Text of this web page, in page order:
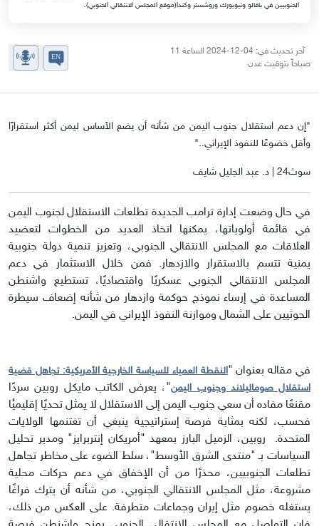
الجنوبيين في بافالو ونيويورك وروشستر وكندا(موقع المجلس الانتقالي الجنوبي).
آخر تحديث في: 04-12-2024 الساعة 11
صباحاً بتوقيت عدن
"إن دعم استقلال جنوب اليمن من شأنه أن يضع الأساس ليمن أكثر استقرارًا
وأقل خضوعًا للنفوذ الإيراني.."
سوث24 | د. عبد الجليل شايف
في حال وضعت إدارة ترامب الجديدة تطلعات الاستقلال لجنوب اليمن
في قائمة أولوياتها، يمكنها اتخاذ العديد من الخطوات لتعضيد
العلاقات مع المجلس الانتقالي الجنوبي، وتعزيز تنمية دولة جنوبية
يمنية تتسم بالاستقرار والازدهار. فمن خلال الاستثمار في دعم
المجلس الانتقالي الجنوبي عسكريًا واقتصاديًا، تستطيع واشنطن
المساعدة في إرساء نموذج حوكمة وازدهار من شأنه إضعاف سيطرة
الحوثيين على الشمال وموازنة النفوذ الإيراني في اليمن.
في مقاله بعنوان "النقطة العمياء للسياسة الخارجية الأمريكية: تجاهل قضية
استقلال صوماليلاند وجنوب اليمن"، يعرض الكاتب مايكل روبين سردًا
مقنعًا مفاده أن سعي جنوب اليمن إلى الاستقلال لا يمثل تحديًا إقليميُا
فحسب، لكنه بمثابة فرصة إستراتيجية ينبغي أن تغتنمها الولايات
المتحدة. روبين، الزميل البارز بمعهد "أمريكان إنتربرايز" ومدير تحليل
السياسات بـ "منتدى الشرق الأوسط"، سلط الضوء على مخاطر تجاهل
تطلعات الجنوبيين، محذرًا من أن الإخفاق في دعم حركات محلية
مشروعة، مثل المجلس الانتقالي الجنوبي، من شأنه أن يترك فراغًا
يستغله خصوم مثل إيران وجماعات متطرفة. على العكس من ذلك،